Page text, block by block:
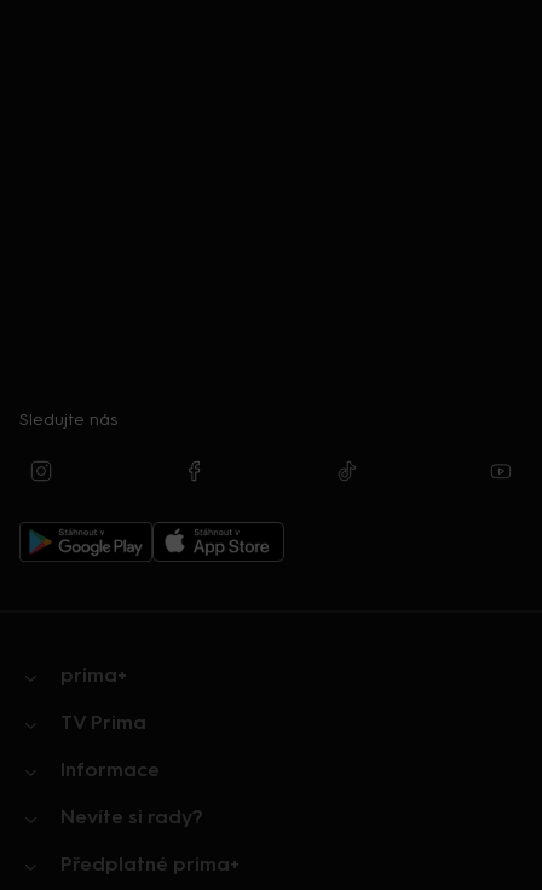
Sledujte nás
prima+
TV Prima
Informace
Nevíte si rady?
Předplatné prima+